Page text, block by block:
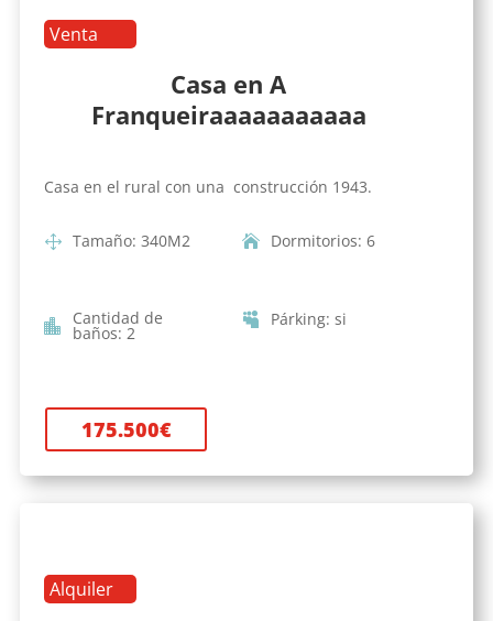
Venta
Casa en A
Franqueiraaaaaaaaaaa
Casa en el rural con una construcción 1943.
Tamaño: 340M2 Dormitorios: 6
Cantidad de
baños: 2
Párking: si
175.500€
Alquiler